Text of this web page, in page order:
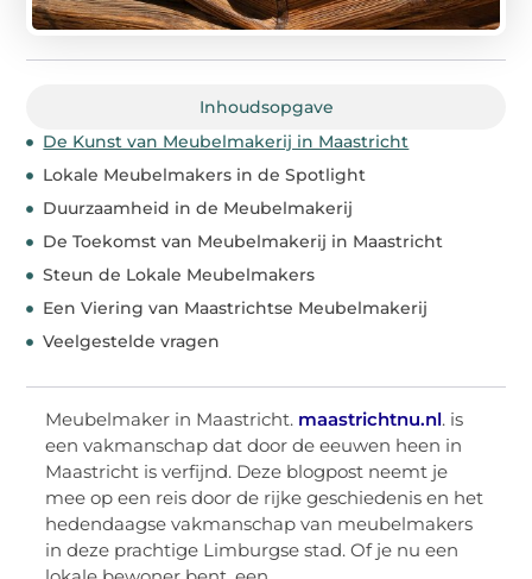
Inhoudsopgave
De Kunst van Meubelmakerij in Maastricht
Lokale Meubelmakers in de Spotlight
Duurzaamheid in de Meubelmakerij
De Toekomst van Meubelmakerij in Maastricht
Steun de Lokale Meubelmakers
Een Viering van Maastrichtse Meubelmakerij
Veelgestelde vragen
Meubelmaker in Maastricht. maastrichtnu.nl. is
een vakmanschap dat door de eeuwen heen in
Maastricht is verfijnd. Deze blogpost neemt je
mee op een reis door de rijke geschiedenis en het
hedendaagse vakmanschap van meubelmakers
in deze prachtige Limburgse stad. Of je nu een